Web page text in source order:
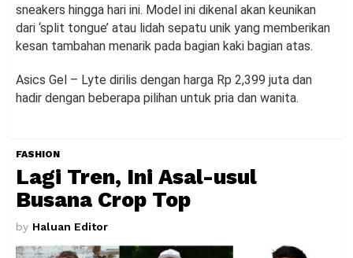
sneakers hingga hari ini. Model ini dikenal akan keunikan
dari ‘split tongue’ atau lidah sepatu unik yang memberikan
kesan tambahan menarik pada bagian kaki bagian atas.
Asics Gel – Lyte dirilis dengan harga Rp 2,399 juta dan
hadir dengan beberapa pilihan untuk pria dan wanita.
FASHION
Lagi Tren, Ini Asal-usul
Busana Crop Top
by Haluan Editor